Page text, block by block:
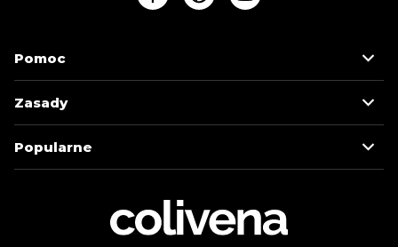
Pomoc
Zasady
Popularne